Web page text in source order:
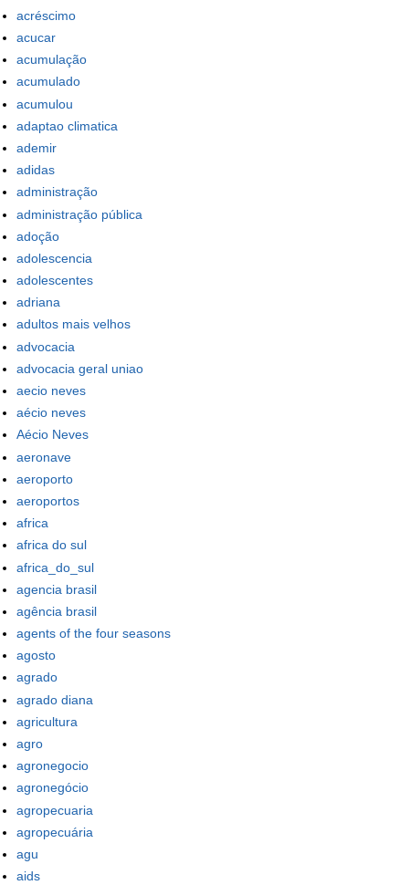
acréscimo
acucar
acumulação
acumulado
acumulou
adaptao climatica
ademir
adidas
administração
administração pública
adoção
adolescencia
adolescentes
adriana
adultos mais velhos
advocacia
advocacia geral uniao
aecio neves
aécio neves
Aécio Neves
aeronave
aeroporto
aeroportos
africa
africa do sul
africa_do_sul
agencia brasil
agência brasil
agents of the four seasons
agosto
agrado
agrado diana
agricultura
agro
agronegocio
agronegócio
agropecuaria
agropecuária
agu
aids